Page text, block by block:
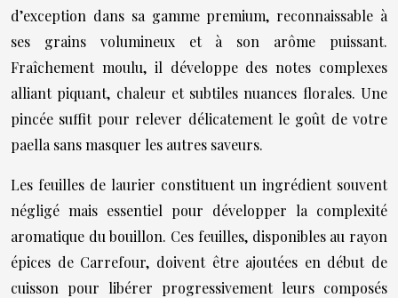
d’exception dans sa gamme premium, reconnaissable à
ses grains volumineux et à son arôme puissant.
Fraîchement moulu, il développe des notes complexes
alliant piquant, chaleur et subtiles nuances florales. Une
pincée suffit pour relever délicatement le goût de votre
paella sans masquer les autres saveurs.
Les feuilles de laurier constituent un ingrédient souvent
négligé mais essentiel pour développer la complexité
aromatique du bouillon. Ces feuilles, disponibles au rayon
épices de Carrefour, doivent être ajoutées en début de
cuisson pour libérer progressivement leurs composés